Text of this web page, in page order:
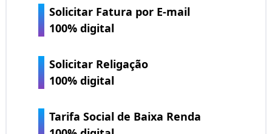
Solicitar Fatura por E-mail
100% digital
Solicitar Religação
100% digital
Tarifa Social de Baixa Renda